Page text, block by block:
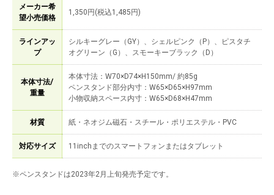
メーカー希
望小売価格
1,350円(税込1,485円)
ラインアッ
プ
シルキーグレー（GY）、シェルピンク（P）、ピスタチ
オグリーン（G）、スモーキーブラック（D）
本体寸法/
重量
本体寸法：W70×D74×H150mm/ 約85g
ペンスタンド部分内寸：W65×D65×H97mm
小物収納スペース内寸：W65×D68×H47mm
材質 紙・ネオジム磁石・スチール・ポリエステル・PVC
対応サイズ 11inchまでのスマートフォンまたはタブレット
※ペンスタンドは2023年2月上旬発売予定です。